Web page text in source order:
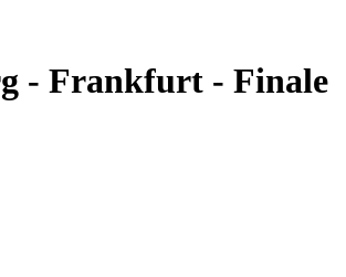
- Frankfurt - Finale